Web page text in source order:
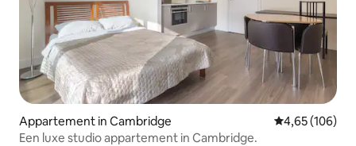
Appartement in Cambridge Gemiddelde
4,65 (106)
Een luxe studio appartement in Cambridge.